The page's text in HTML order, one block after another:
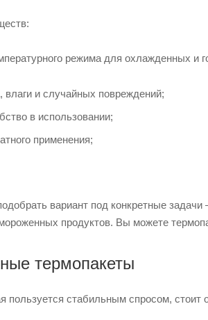
режима для охлажденных и
влаги и случайных повреждений;
в использовании;
применения;
вариант под конкретные
продуктов. Вы можете
термопакеты
пользуется стабильным спросом,